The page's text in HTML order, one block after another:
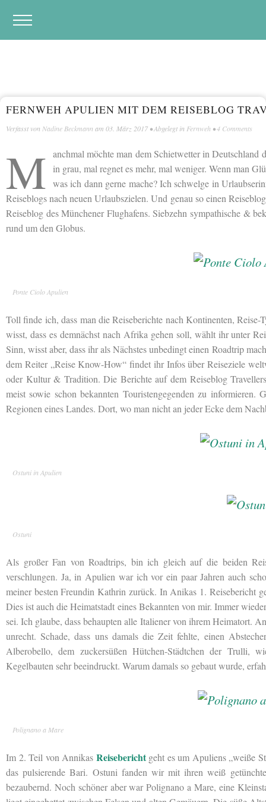
FERNWEH APULIEN MIT DEM REISEBLOG
Verfasst von Nadine Beckmann am 03. März 2017 • Abgelegt in Fernweh •4 Comments
M anchmal möchte man dem Schietwetter in
in grau, mal regnet es mehr, mal weniger. Wenn man
was ich dann gerne mache? Ich schwelge in
Reiseblogs nach neuen Urlaubszielen. Und genau so einen
Reiseblog des Münchener Flughafens. Siebzehn sympathische &
rund um den Globus.
Ponte Ciolo Apulien
Toll finde ich, dass man die Reiseberichte nach Kontinenten, Reise-
wisst, dass es demnächst nach Afrika gehen soll, wählt ihr unter
Sinn, wisst aber, dass ihr als Nächstes unbedingt einen Roadtrip
dem Reiter „Reise Know-How“ findet ihr Infos über Reiseziele
oder Kultur & Tradition. Die Berichte auf dem Reiseblog
meist sowie schon bekannten Touristengegenden zu
Regionen eines Landes. Dort, wo man nicht an jeder Ecke dem
Ostuni in Apulien
Ostuni
Als großer Fan von Roadtrips, bin ich gleich auf die beiden
verschlungen. Ja, in Apulien war ich vor ein paar Jahren auch
meiner besten Freundin Kathrin zurück. In Anikas 1. Reisebericht
Dies ist auch die Heimatstadt eines Bekannten von mir. Immer
sei. Ich glaube, dass behaupten alle Italiener von ihrem Heimatort.
unrecht. Schade, dass uns damals die Zeit fehlte, einen
Alberobello, dem zuckersüßen Hütchen-Städtchen der
Kegelbauten sehr beeindruckt. Warum damals so gebaut wurde,
Polignano a Mare
Im 2. Teil von Annikas Reiseberichtgeht es um Apuliens „weiße
das pulsierende Bari. Ostuni fanden wir mit ihren weiß
bezaubernd. Noch schöner aber war Polignano a Mare, eine